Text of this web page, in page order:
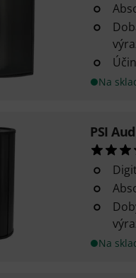
Na
PSI
Na